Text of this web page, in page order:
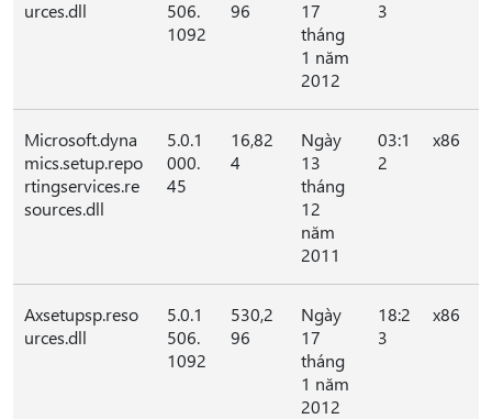
urces.dll
506.
1092
96
17
tháng
1 năm
2012
3
Microsoft.dyna
mics.setup.repo
rtingservices.re
sources.dll
5.0.1
000.
45
16,82
4
Ngày
13
tháng
12
năm
2011
03:1
2
x86
Axsetupsp.reso
urces.dll
5.0.1
506.
1092
530,2
96
Ngày
17
tháng
1 năm
2012
18:2
3
x86